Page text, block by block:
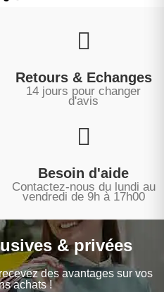
Retours & Echanges
14 jours pour changer
d'avis
Besoin d'aide
Contactez-nous du lundi au
vendredi de 9h à 17h00
& privées
des avantages sur vos
achats !